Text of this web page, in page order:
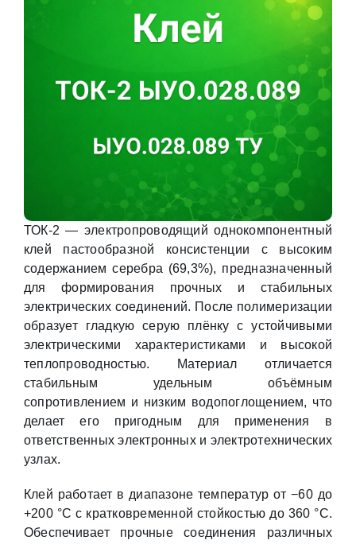
ТОК-2 — электропроводящий однокомпонентный
клей пастообразной консистенции с высоким
содержанием серебра (69,3%), предназначенный
для формирования прочных и стабильных
электрических соединений. После полимеризации
образует гладкую серую плёнку с устойчивыми
электрическими характеристиками и высокой
теплопроводностью. Материал отличается
стабильным удельным объёмным
сопротивлением и низким водопоглощением, что
делает его пригодным для применения в
ответственных электронных и электротехнических
узлах.
Клей работает в диапазоне температур от −60 до
+200 °С с кратковременной стойкостью до 360 °С.
Обеспечивает прочные соединения различных